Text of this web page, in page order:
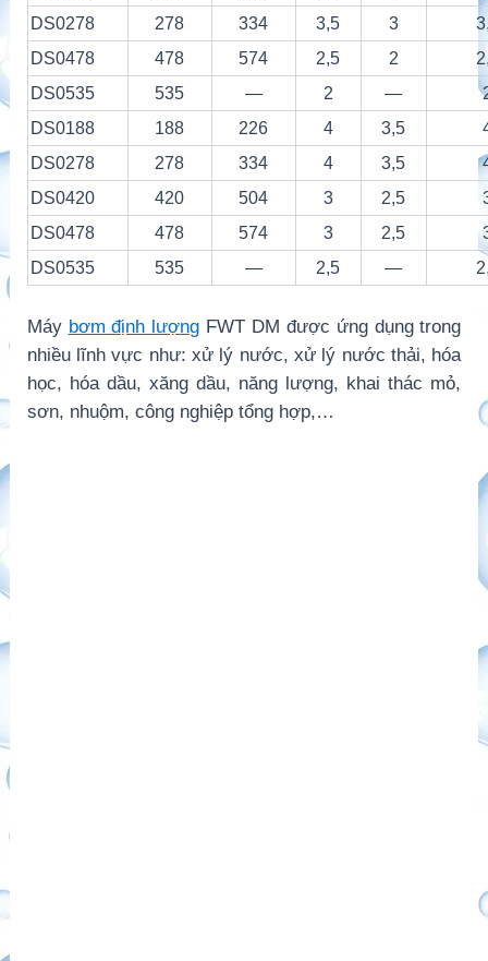
DS0278
278 334 3,5 3
DS0478
478 574 2,5 2
DS0535
535 — 2 —
DS0188
188 226 4 3,5
DS0278
278 334 4 3,5
DS0420
420 504 3 2,5
DS0478
478 574 3 2,5
DS0535
535 — 2,5 —
Máy bơm định lượng FWT DM được ứng dụng trong
nhiều lĩnh vực như: xử lý nước, xử lý nước thải, hóa
học, hóa dầu, xăng dầu, năng lượng, khai thác mỏ,
sơn, nhuộm, công nghiệp tổng hợp,…